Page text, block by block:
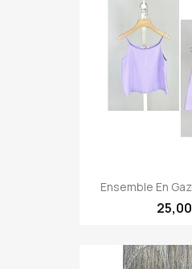
Ensemble En